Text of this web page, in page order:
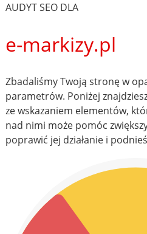
AUDYT SEO DLA
e-markizy.pl
Zbadaliśmy Twoją stronę w
parametrów. Poniżej
ze wskazaniem elementów,
nad nimi może pomóc
poprawić jej działanie i